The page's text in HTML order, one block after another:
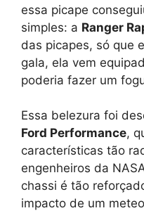
essa picape
simples: a Ranger
das picapes, só que
gala, ela vem
poderia fazer um
Essa belezura foi
Ford Performance,
características tão
engenheiros da
chassi é tão
impacto de um